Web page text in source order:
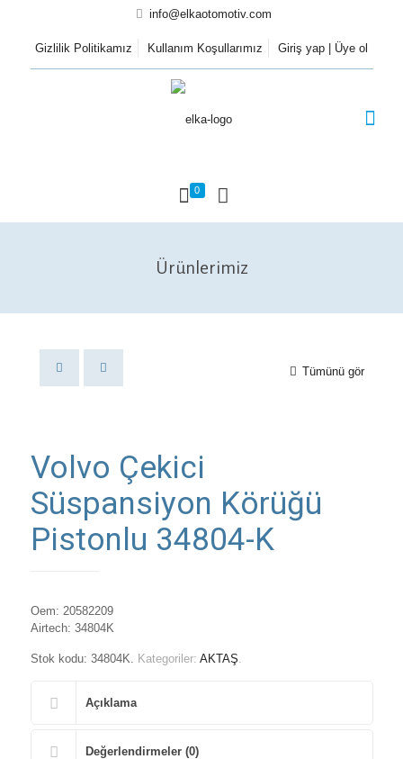
info@elkaotomotiv.com
Gizlilik Politikamız Kullanım Koşullarımız Giriş yap | Üye ol
0
Ürünlerimiz
Tümünü gör
Volvo Çekici
Süspansiyon Körüğü
Pistonlu 34804-K
Oem: 20582209
Airtech: 34804K
Stok kodu: 34804K. Kategoriler: AKTAŞ.
Açıklama
Değerlendirmeler (0)